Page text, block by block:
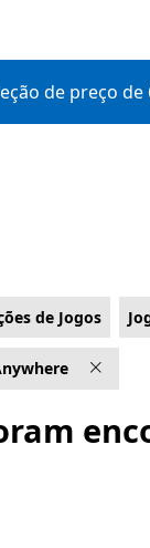
de preço
de Jogos